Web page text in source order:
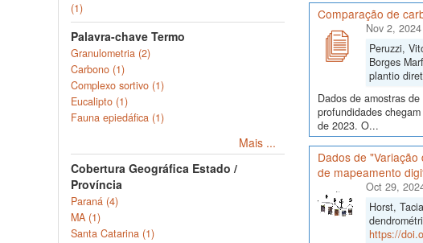
(1)
Palavra-chave Termo
Granulometria (2)
Carbono (1)
Complexo sortivo (1)
Eucalipto (1)
Fauna epiedáfica (1)
Mais ...
Cobertura Geográfica Estado /
Província
Paraná (4)
MA (1)
Santa Catarina (1)
Comparação de
Nov 2, 2024
Peruzzi,
Borges
plantio
Dados de amostras
profundidades
de 2023. O...
Dados de
de mapeamento
Oct 29,
Horst,
https://